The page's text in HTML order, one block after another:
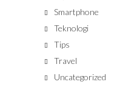
Smartphone
Teknologi
Tips
Travel
Uncategorized